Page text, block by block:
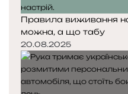
Правила виживання
можна, а що табу
20.08.2025